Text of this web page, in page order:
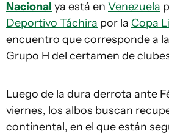
Nacional ya está en Venezuela
Deportivo Táchira por la Copa
encuentro que corresponde a
Grupo H del certamen de
Luego de la dura derrota ante
viernes, los albos buscan
continental, en el que están